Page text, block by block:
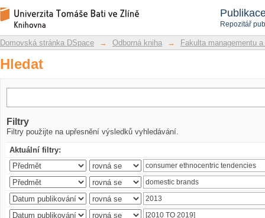
Repozitář
Hledat
Repozitář DSpace/Manakin
Domovská stránka DSpace → Odborná kniha → Fakulta managementu
Hledat
Filtry
Filtry použijte na upřesnění výsledků vyhledávání.
Aktuální filtry: